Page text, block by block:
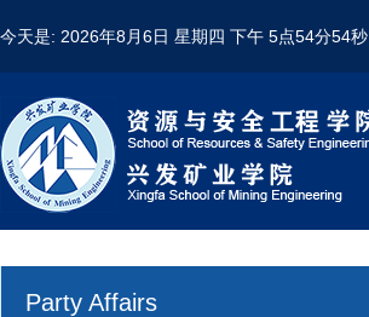
今天是: 2026年8月6日 星期四 下午 5点54分54秒
Party Affairs